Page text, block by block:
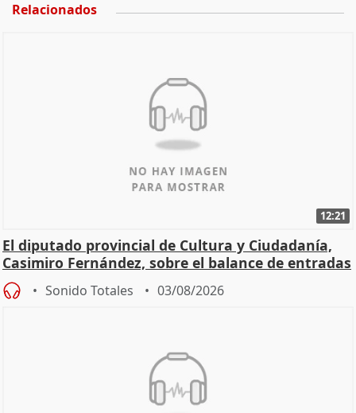
Relacionados
12:21
El diputado provincial de Cultura y Ciudadanía,
Casimiro Fernández, sobre el balance de entradas
Sonido Totales 03/08/2026